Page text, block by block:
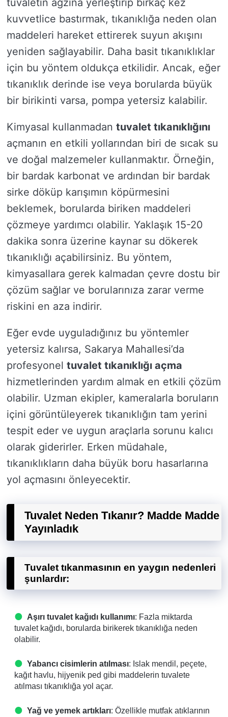
tuvaletin ağzına yerleştirip birkaç kez
kuvvetlice bastırmak, tıkanıklığa neden olan
maddeleri hareket ettirerek suyun akışını
yeniden sağlayabilir. Daha basit tıkanıklıklar
için bu yöntem oldukça etkilidir. Ancak, eğer
tıkanıklık derinde ise veya borularda büyük
bir birikinti varsa, pompa yetersiz kalabilir.
Kimyasal kullanmadan tuvalet tıkanıklığını
açmanın en etkili yollarından biri de sıcak su
ve doğal malzemeler kullanmaktır. Örneğin,
bir bardak karbonat ve ardından bir bardak
sirke döküp karışımın köpürmesini
beklemek, borularda biriken maddeleri
çözmeye yardımcı olabilir. Yaklaşık 15-20
dakika sonra üzerine kaynar su dökerek
tıkanıklığı açabilirsiniz. Bu yöntem,
kimyasallara gerek kalmadan çevre dostu bir
çözüm sağlar ve borularınıza zarar verme
riskini en aza indirir.
Eğer evde uyguladığınız bu yöntemler
yetersiz kalırsa, Sakarya Mahallesi’da
profesyonel tuvalet tıkanıklığı açma
hizmetlerinden yardım almak en etkili çözüm
olabilir. Uzman ekipler, kameralarla boruların
içini görüntüleyerek tıkanıklığın tam yerini
tespit eder ve uygun araçlarla sorunu kalıcı
olarak giderirler. Erken müdahale,
tıkanıklıkların daha büyük boru hasarlarına
yol açmasını önleyecektir.
Tuvalet Neden Tıkanır? Madde Madde
Yayınladık
Tuvalet tıkanmasının en yaygın nedenleri
şunlardır:
Aşırı tuvalet kağıdı kullanımı: Fazla miktarda
tuvalet kağıdı, borularda birikerek tıkanıklığa neden
olabilir.
Yabancı cisimlerin atılması: Islak mendil, peçete,
kağıt havlu, hijyenik ped gibi maddelerin tuvalete
atılması tıkanıklığa yol açar.
Yağ ve yemek artıkları: Özellikle mutfak atıklarının